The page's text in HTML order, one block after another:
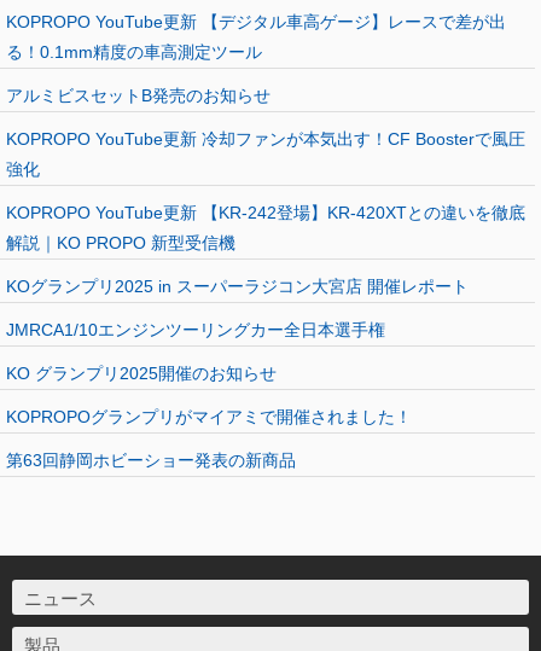
KOPROPO YouTube更新 【デジタル車高ゲージ】レースで差が出
る！0.1mm精度の車高測定ツール
アルミビスセットB発売のお知らせ
KOPROPO YouTube更新 冷却ファンが本気出す！CF Boosterで風圧
強化
KOPROPO YouTube更新 【KR-242登場】KR-420XTとの違いを徹底
解説｜KO PROPO 新型受信機
KOグランプリ2025 in スーパーラジコン大宮店 開催レポート
JMRCA1/10エンジンツーリングカー全日本選手権
KO グランプリ2025開催のお知らせ
KOPROPOグランプリがマイアミで開催されました！
第63回静岡ホビーショー発表の新商品
ニュース
製品